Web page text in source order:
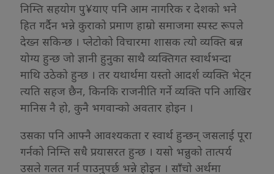
निम्ति सहयोग पु¥याए पनि आम नागरिक र देशको भने
हित गर्दैन भन्ने कुराको प्रमाण हाम्रो समाजमा स्पस्ट रूपले
देख्न सकिन्छ । प्लेटोको विचारमा शासक त्यो व्यक्ति बन्न
योग्य हुन्छ जो ज्ञानी हुनुका साथै व्यक्तिगत स्वार्थभन्दा
माथि उठेको हुन्छ । तर यथार्थमा यस्तो आदर्श व्यक्ति भेट्न
त्यति सहज छैन, किनकि राजनीति गर्ने व्यक्ति पनि आखिर
मानिस नै हो, कुनै भगवान्को अवतार होइन ।
उसका पनि आफ्नै आवश्यकता र स्वार्थ हुन्छन् जसलाई पूरा
गर्नको निम्ति सधै प्रयासरत हुन्छ । यसो भन्नुको तात्पर्य
उसले गलत गर्न पाउनुपर्छ भन्ने होइन । साँचो अर्थमा